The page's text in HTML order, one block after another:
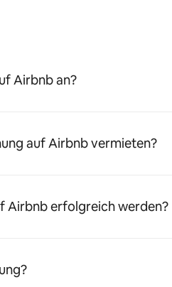
Airbnb an?
auf Airbnb vermieten?
Airbnb erfolgreich werden?